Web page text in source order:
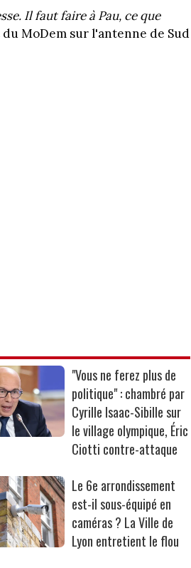
Il faut faire à Pau, ce que
MoDem sur l'antenne de Sud
"Vous ne ferez plus de
politique" : chambré par
Cyrille Isaac-Sibille sur
le village olympique, Éric
Ciotti contre-attaque
Le 6e arrondissement
est-il sous-équipé en
caméras ? La Ville de
Lyon entretient le flou